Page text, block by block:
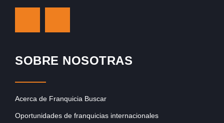
SOBRE NOSOTRAS
Acerca de Franquicia Buscar
Oportunidades de franquicias internacionales